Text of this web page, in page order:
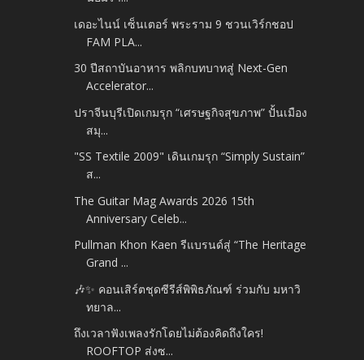
เดอะไนน์ เซ็นเตอร์ พระราม 9 ชวนเวิร์กชอป
FAM PLA...
30 ปีสถาบันอาหาร พลิกบทบาทสู่ Next-Gen
Accelerator...
ปราจีนบุรีเปิดเกมรุก “เศรษฐกิจสุขภาพ” ปั้นเมือง
สมุ...
"SS Textile 2009" เดินเกมรุก “Simply Sustain”
ส...
The Guitar Mag Awards 2026 15th
Anniversary Celeb...
Pullman Khon Kaen รีแบรนด์สู่ “The Heritage
Grand ...
🎶✨ คอนเสิร์ตชุดซีรีส์พิพิธภัณฑ์ ร่วมกับ มหาวิ
ทยาล...
ถึงเวลาฟังเพลงรักโดยไม่ต้องคิดถึงใคร!
ROOFTOP ส่งซ...